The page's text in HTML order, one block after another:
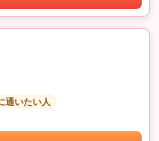
通いたい人